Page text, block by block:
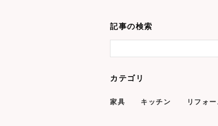
記事の検索
カテゴリ
家具 キッチン リフォ